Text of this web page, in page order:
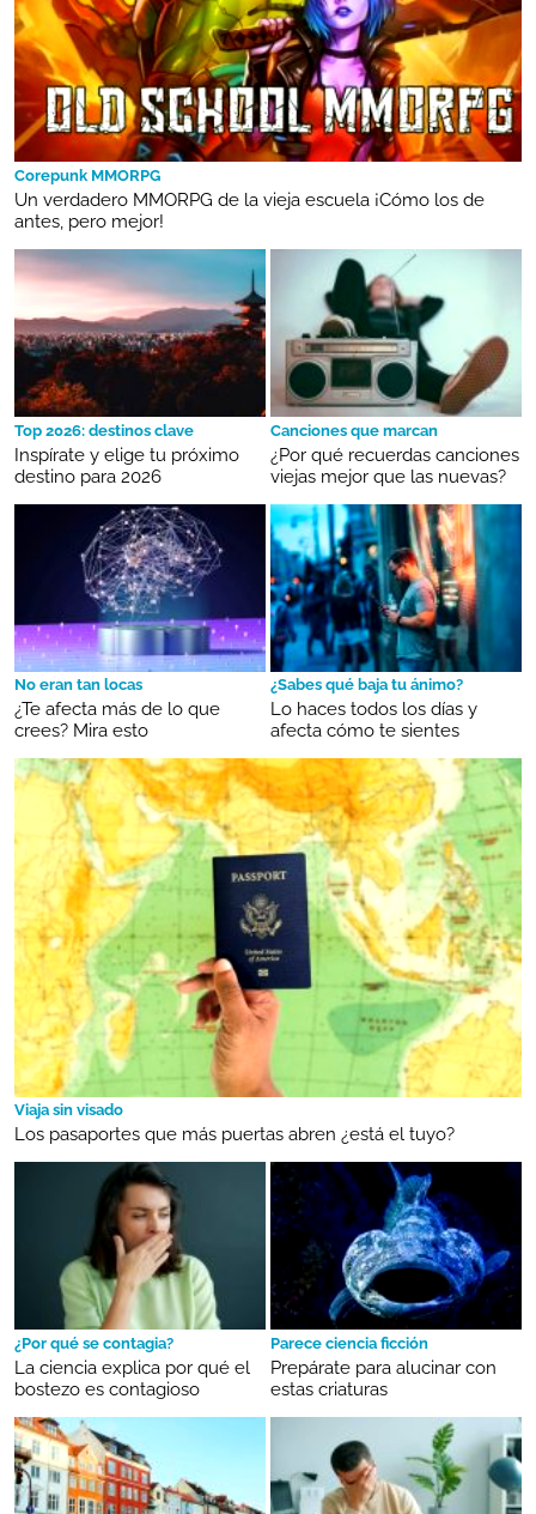
Corepunk MMORPG
Un verdadero MMORPG de la vieja escuela ¡Cómo los de
antes, pero mejor!
Top 2026: destinos clave
Inspírate y elige tu próximo
destino para 2026
Canciones que marcan
¿Por qué recuerdas canciones
viejas mejor que las nuevas?
No eran tan locas
¿Te afecta más de lo que
crees? Mira esto
¿Sabes qué baja tu ánimo?
Lo haces todos los días y
afecta cómo te sientes
Viaja sin visado
Los pasaportes que más puertas abren ¿está el tuyo?
¿Por qué se contagia?
La ciencia explica por qué el
bostezo es contagioso
Parece ciencia ficción
Prepárate para alucinar con
estas criaturas